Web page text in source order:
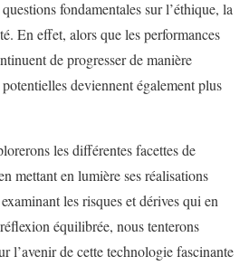
fondamentales sur l’éthique, la
En effet, alors que les performances
de progresser de manière
deviennent également plus
les différentes facettes de
mettant en lumière ses réalisations
les risques et dérives qui en
équilibrée, nous tenterons
l’avenir de cette technologie fascinante